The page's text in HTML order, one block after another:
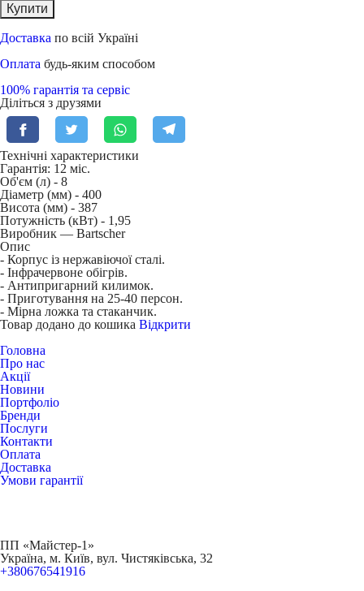
Купити
Доставка по всій Україні
Оплата будь-яким способом
100% гарантія та сервіс
Діліться з друзями
Технічні характеристики
Гарантія: 12 міс.
Об'єм (л) - 8
Діаметр (мм) - 400
Висота (мм) - 387
Потужність (кВт) - 1,95
Виробник — Bartscher
Опис
- Корпус із нержавіючої сталі.
- Інфрачервоне обігрів.
- Антипригарний килимок.
- Приготування на 25-40 персон.
- Мірна ложка та стаканчик.
Товар додано до кошика Відкрити
Головна
Про нас
Акції
Новини
Портфоліо
Бренди
Послуги
Контакти
Оплата
Доставка
Умови гарантії
ПП «Майстер-1»
Українa, м. Київ, вул. Чистяківська, 32
+380676541916